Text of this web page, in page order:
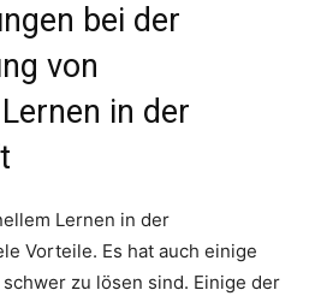
bei der
von
in der
Lernen in der
Vorteile. Es hat auch einige
zu lösen sind. Einige der